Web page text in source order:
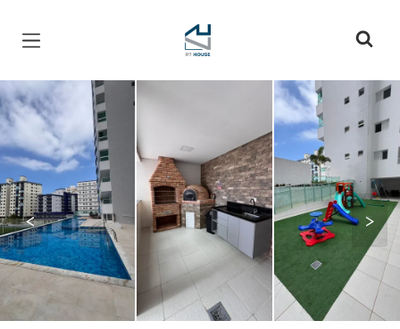
Página inicial
< >